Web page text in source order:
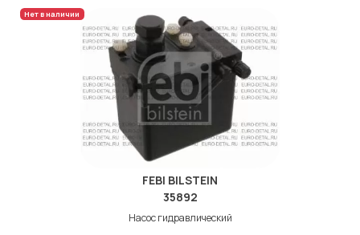
Нет в наличии
FEBI BILSTEIN
35892
Насос гидравлический